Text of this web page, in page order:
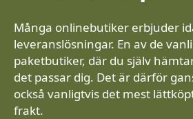
Många onlinebutiker erbjuder
leveranslösningar. En av de
paketbutiker, där du själv
det passar dig. Det är därför
också vanligtvis det mest
frakt.